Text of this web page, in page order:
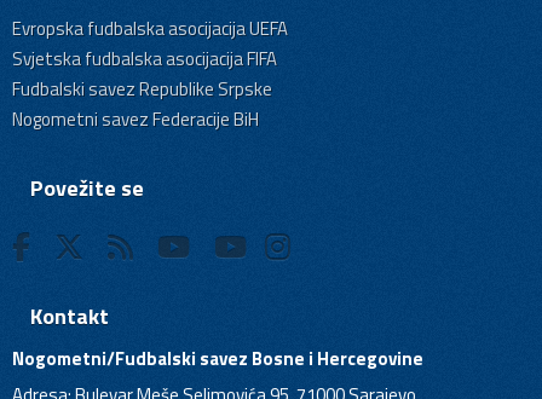
Evropska fudbalska asocijacija UEFA
Svjetska fudbalska asocijacija FIFA
Fudbalski savez Republike Srpske
Nogometni savez Federacije BiH
Povežite se
Kontakt
Nogometni/Fudbalski savez Bosne i Hercegovine